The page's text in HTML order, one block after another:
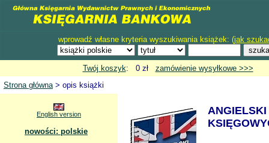
wprowadź własne kryteria wyszukiwania książek: (jak
Twój koszyk: 0 zł zamówienie wysyłkowe >>>
Strona główna> opis książki
English version
nowości: polskie
ANGIELSKI